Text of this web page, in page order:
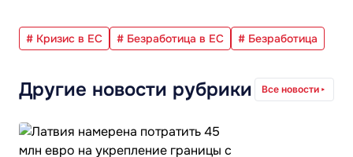
# Кризис в ЕС # Безработица в ЕС # Безработица
Другие новости рубрики Все новости